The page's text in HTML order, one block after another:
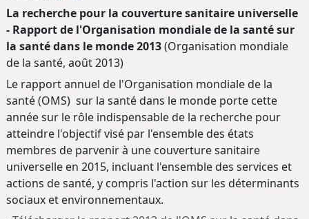
La recherche pour la couverture sanitaire universelle
- Rapport de l'Organisation mondiale de la santé sur
la santé dans le monde 2013(Organisation mondiale
de la santé, août 2013)
Le rapport annuel de l'Organisation mondiale de la
santé (OMS) sur la santé dans le monde porte cette
année sur le rôle indispensable de la recherche pour
atteindre l'objectif visé par l'ensemble des états
membres de parvenir à une couverture sanitaire
universelle en 2015, incluant l'ensemble des services et
actions de santé, y compris l'action sur les déterminants
sociaux et environnementaux.